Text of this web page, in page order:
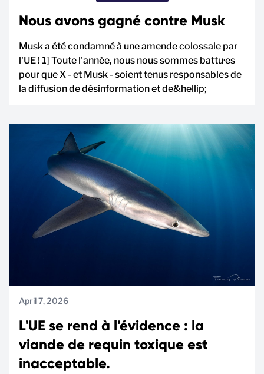
Nous avons gagné contre Musk
Musk a été condamné à une amende colossale par
l'UE ! 1] Toute l'année, nous nous sommes battu·es
pour que X - et Musk - soient tenus responsables de
la diffusion de désinformation et de&hellip;
April 7, 2026
L'UE se rend à l'évidence : la
viande de requin toxique est
inacceptable.